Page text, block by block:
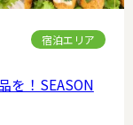
宿泊エリア
を！SEASON